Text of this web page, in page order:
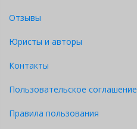
Отзывы
Юристы и авторы
Контакты
Пользовательское соглашение
Правила пользования